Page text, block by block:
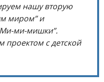
нашу вторую
миром” и
ми-мишки”.
с детской